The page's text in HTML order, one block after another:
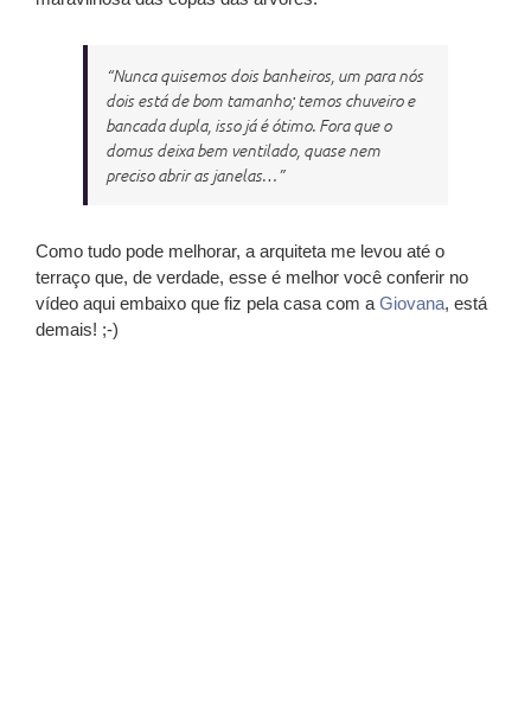
“Nunca quisemos dois banheiros, um para nós
dois está de bom tamanho; temos chuveiro e
bancada dupla, isso já é ótimo. Fora que o
domus deixa bem ventilado, quase nem
preciso abrir as janelas…”
Como tudo pode melhorar, a arquiteta me levou até o
terraço que, de verdade, esse é melhor você conferir no
vídeo aqui embaixo que fiz pela casa com a Giovana, está
demais! ;-)